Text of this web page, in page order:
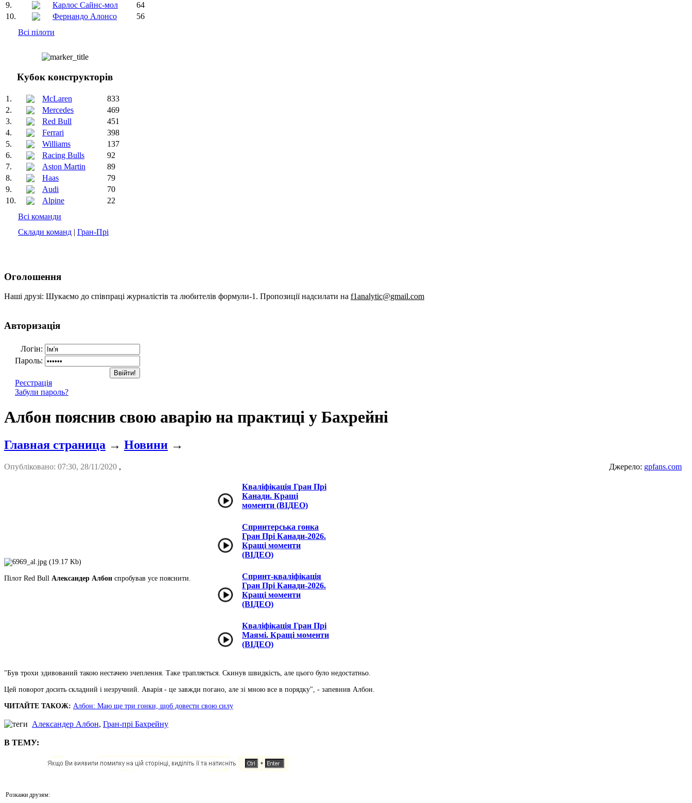
9.
Карлос Сайнс-мол
64
10.
Фернандо Алонсо
56
Всі пілоти
Кубок конструкторів
1. McLaren
833
2.
Mercedes
469
3.
Red Bull
451
4.
Ferrari
398
5.
Williams
137
6.
Racing Bulls
92
7.
Aston Martin
89
8.
Haas
79
9.
Audi
70
10.
Alpine
22
Всі команди
Склади команд | Гран-Прі
Оголошення
Наші друзі: Шукаємо до співпраці журналістів та любителів формули-1. Пропозиції надсилати на f1analytic@gmail.com
Авторизація
Логін:
Пароль:
Реєстрація
Забули пароль?
Албон пояснив свою аварію на практиці у Бахрейні
Главная страница → Новини →
Опубліковано: 07:30, 28/11/2020 , Джерело: gpfans.com
Пілот Red Bull Александер Албон спробував усе пояснити.
Кваліфікація Гран Прі
Канади. Кращі
моменти (ВІДЕО)
Спринтерська гонка
Гран Прі Канади-2026.
Кращі моменти
(ВІДЕО)
Спринт-кваліфікація
Гран Прі Канади-2026.
Кращі моменти
(ВІДЕО)
Кваліфікація Гран Прі
Маямі. Кращі моменти
(ВІДЕО)
"Був трохи здивований такою нестачею зчеплення. Таке трапляється. Скинув швидкість, але цього було недостатньо.
Цей поворот досить складний і незручний. Аварія - це завжди погано, але зі мною все в порядку", - запевнив Албон.
ЧИТАЙТЕ ТАКОЖ: Албон: Маю ще три гонки, щоб довести свою силу
Александер Албон, Гран-прі Бахрейну
В ТЕМУ:
Розкажи друзям: